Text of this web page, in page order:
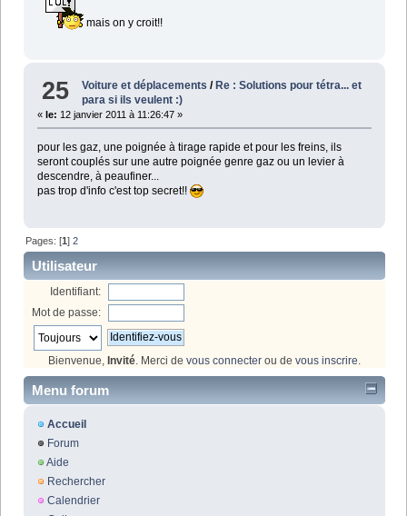
mais on y croit!!
25 Voiture et déplacements / Re : Solutions pour tétra... et
para si ils veulent :)
« le: 12 janvier 2011 à 11:26:47 »
pour les gaz, une poignée à tirage rapide et pour les freins, ils
seront couplés sur une autre poignée genre gaz ou un levier à
descendre, à peaufiner...
pas trop d'info c'est top secret!!
Pages: [1]2
Utilisateur
Identifiant:
Mot de passe:
Bienvenue, Invité. Merci de vous connecter ou de vous inscrire.
Menu forum
Accueil
Forum
Aide
Rechercher
Calendrier